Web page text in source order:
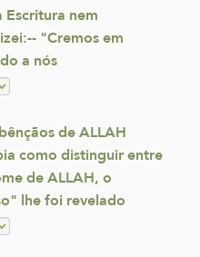
nem
"Cremos em
a nós
de ALLAH
como distinguir entre
de ALLAH, o
lhe foi revelado